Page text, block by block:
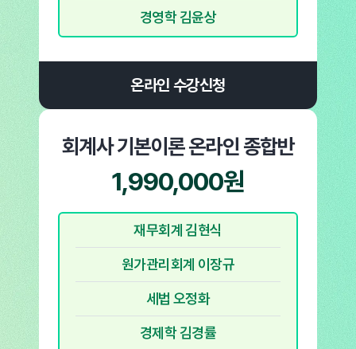
경영학 김윤상
온라인 수강신청
회계사 기본이론온라인 종합반
1,990,000원
재무회계 김현식
원가관리회계 이장규
세법 오정화
경제학 김경률